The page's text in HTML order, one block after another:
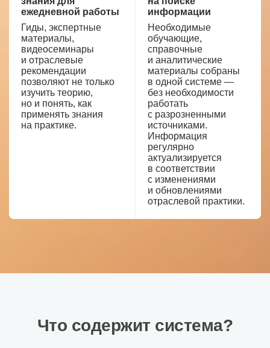
ежедневной работы
Гиды, экспертные
материалы,
видеосеминары
и отраслевые
рекомендации
позволяют не только
изучить теорию,
но и понять, как
применять знания
на практике.
информации
Необходимые
обучающие,
справочные
и аналитические
материалы собраны
в одной системе —
без необходимости
работать
с разрозненными
источниками.
Информация
регулярно
актуализируется
в соответствии
с изменениями
и обновлениями
отраслевой практики.
Что содержит система?